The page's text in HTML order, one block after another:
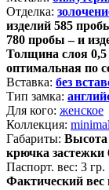
Отделка:
изделий 585
780 пробы – и
Толщина слоя
оптимальная по
Вставка: без
Тип замка:
Для кого: женское
Коллекция: minimal
Габариты: Высота
крючка
Паспорт. вес: 3 гр.
Фактический вес